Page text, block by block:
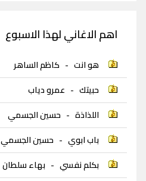
اهم الاغاني لهذا الاسبوع
هو انت - كاظم الساهر
حبيتك - عمرو دياب
اللذاذة - حسين الجسمي
باب ابوي - حسين الجسمي
بكلم نفسي - بهاء سلطان